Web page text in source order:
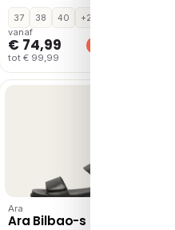
37 38 40
+2
vanaf
€ 74,99
tot € 99,99
Ara
Ara Bilbao-s – Zwart